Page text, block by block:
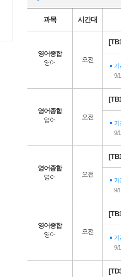
과목 시간대
영어종합
영어
오전
기
9/
영어종합
영어
오전
기
9/
영어종합
영어
오전
기
9/
영어종합
영어
오전
기
9/